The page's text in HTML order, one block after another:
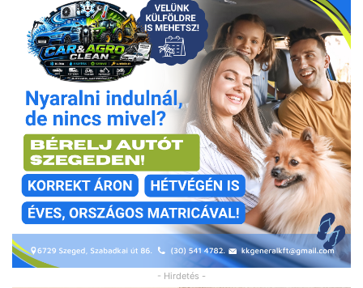
- Hirdetés -